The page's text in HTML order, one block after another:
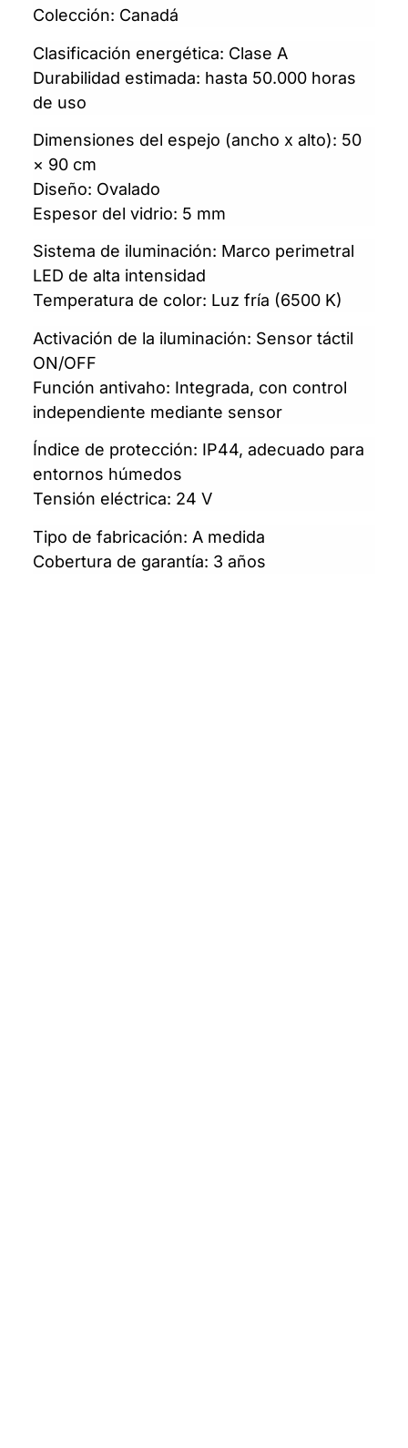
Colección: Canadá
Clasificación energética: Clase A
Durabilidad estimada: hasta 50.000 horas
de uso
Dimensiones del espejo (ancho x alto): 50
× 90 cm
Diseño: Ovalado
Espesor del vidrio: 5 mm
Sistema de iluminación: Marco perimetral
LED de alta intensidad
Temperatura de color: Luz fría (6500 K)
Activación de la iluminación: Sensor táctil
ON/OFF
Función antivaho: Integrada, con control
independiente mediante sensor
Índice de protección: IP44, adecuado para
entornos húmedos
Tensión eléctrica: 24 V
Tipo de fabricación: A medida
Cobertura de garantía: 3 años